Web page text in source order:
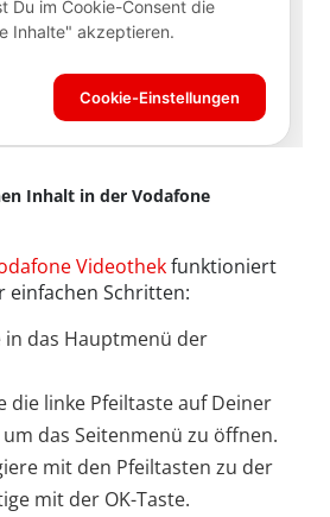
Inhalt in der Vodafone
Videothekfunktioniert
einfachen Schritten:
in das Hauptmenü der
die linke Pfeiltaste auf Deiner
das Seitenmenü zu öffnen.
mit den Pfeiltasten zu der
mit der OK-Taste.